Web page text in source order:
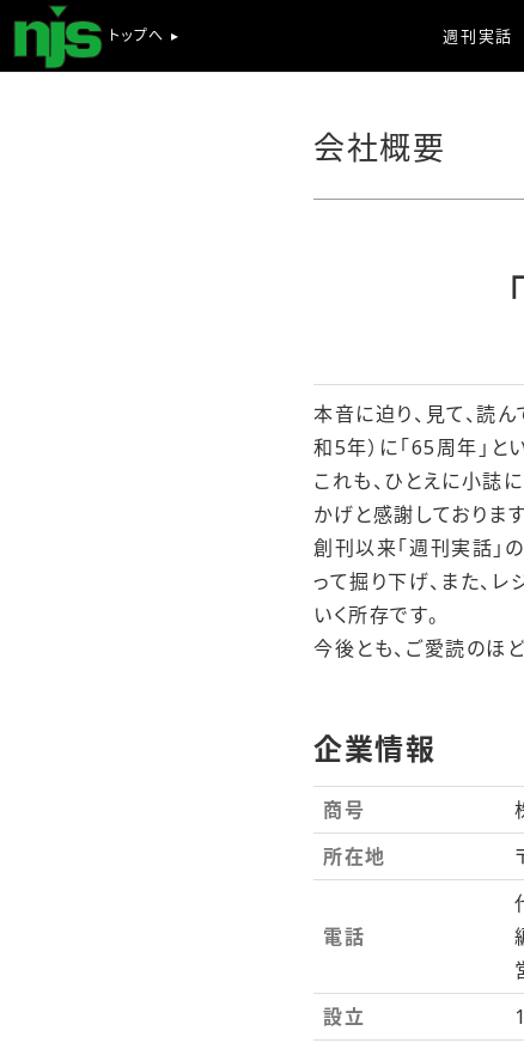
トップへ ▸ 週刊実話
会社概要
本音に迫り、見て、読
和5年）に「65周年」と
これも、ひとえに小誌
かげと感謝しております
創刊以来「週刊実話」
って掘り下げ、また、
いく所存です。
今後とも、ご愛読のほ
企業情報
商号
所在地
電話
設立